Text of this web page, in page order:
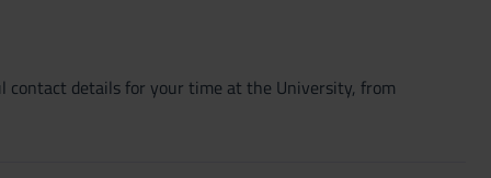
contact details for your time at the University, from